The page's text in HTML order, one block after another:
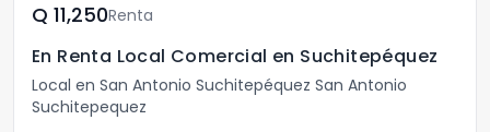
Q	11,250Renta
En Renta Local Comercial en Suchitepéquez
Local en San Antonio Suchitepéquez San Antonio
Suchitepequez